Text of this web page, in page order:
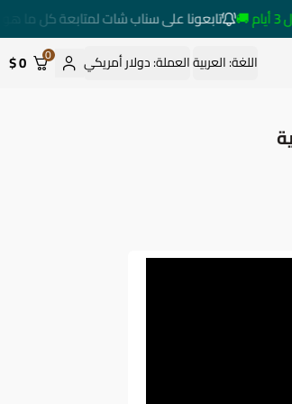
تابعونا على سناب شات لمتابعة كل ما هو
اللغة:العربيةالعملة:دولار أمريكي 0
0 $